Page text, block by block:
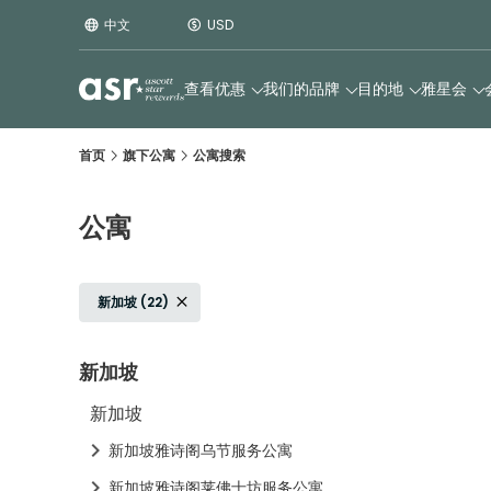
中文 USD
查看优惠 我们的品牌 目的地 雅星会
首页 旗下公寓 公寓搜索
公寓
新加坡 (22)
新加坡
新加坡
新加坡雅诗阁乌节服务公寓